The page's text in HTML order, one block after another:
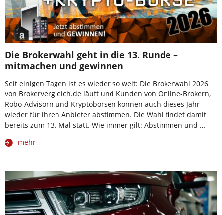
Die Brokerwahl geht in die 13. Runde –
mitmachen und gewinnen
Seit einigen Tagen ist es wieder so weit: Die Brokerwahl 2026
von Brokervergleich.de läuft und Kunden von Online-Brokern,
Robo-Advisorn und Kryptobörsen können auch dieses Jahr
wieder für ihren Anbieter abstimmen. Die Wahl findet damit
bereits zum 13. Mal statt. Wie immer gilt: Abstimmen und …
mehr